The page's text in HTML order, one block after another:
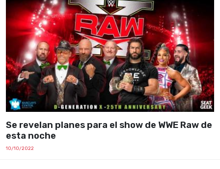
Se revelan planes para el show de WWE Raw de
esta noche
10/10/2022